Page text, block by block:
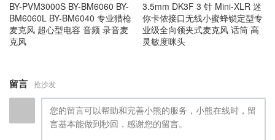
BY-PVM3000S BY-BM6060 BY-
BM6060L BY-BM6040 专业猎枪
麦克风 超心型电容 音频 录音麦
克风
3.5mm DK3F 3 针 Mini-XLR 迷
你卡侬接口无线小蜜蜂锁定型专
业级全向领夹式麦克风 话筒 高
灵敏度咪头
留言 抢沙发